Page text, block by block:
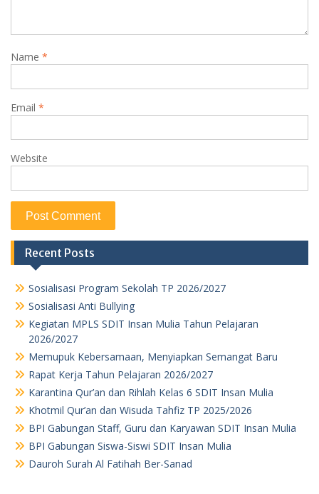
Name *
Email *
Website
Recent Posts
Sosialisasi Program Sekolah TP 2026/2027
Sosialisasi Anti Bullying
Kegiatan MPLS SDIT Insan Mulia Tahun Pelajaran
2026/2027
Memupuk Kebersamaan, Menyiapkan Semangat Baru
Rapat Kerja Tahun Pelajaran 2026/2027
Karantina Qur’an dan Rihlah Kelas 6 SDIT Insan Mulia
Khotmil Qur’an dan Wisuda Tahfiz TP 2025/2026
BPI Gabungan Staff, Guru dan Karyawan SDIT Insan Mulia
BPI Gabungan Siswa-Siswi SDIT Insan Mulia
Dauroh Surah Al Fatihah Ber-Sanad